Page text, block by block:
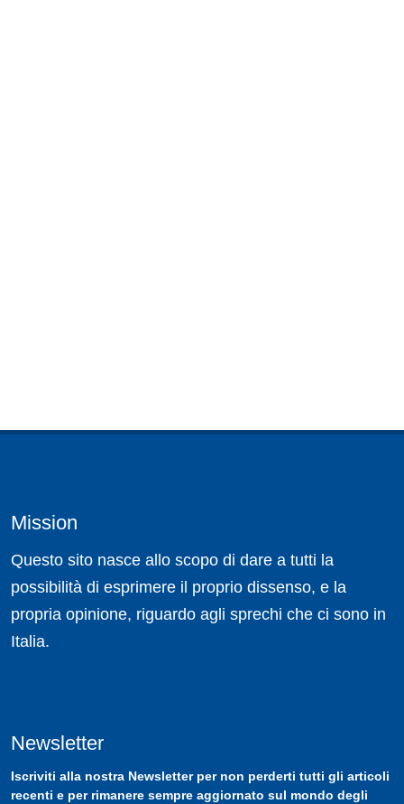
Mission
Questo sito nasce allo scopo di dare a tutti la
possibilità di esprimere il proprio dissenso, e la
propria opinione, riguardo agli sprechi che ci sono in
Italia.
Newsletter
Iscriviti alla nostra Newsletterper non perderti tutti gli articoli
recenti e per rimanere sempre aggiornato sul mondo degli